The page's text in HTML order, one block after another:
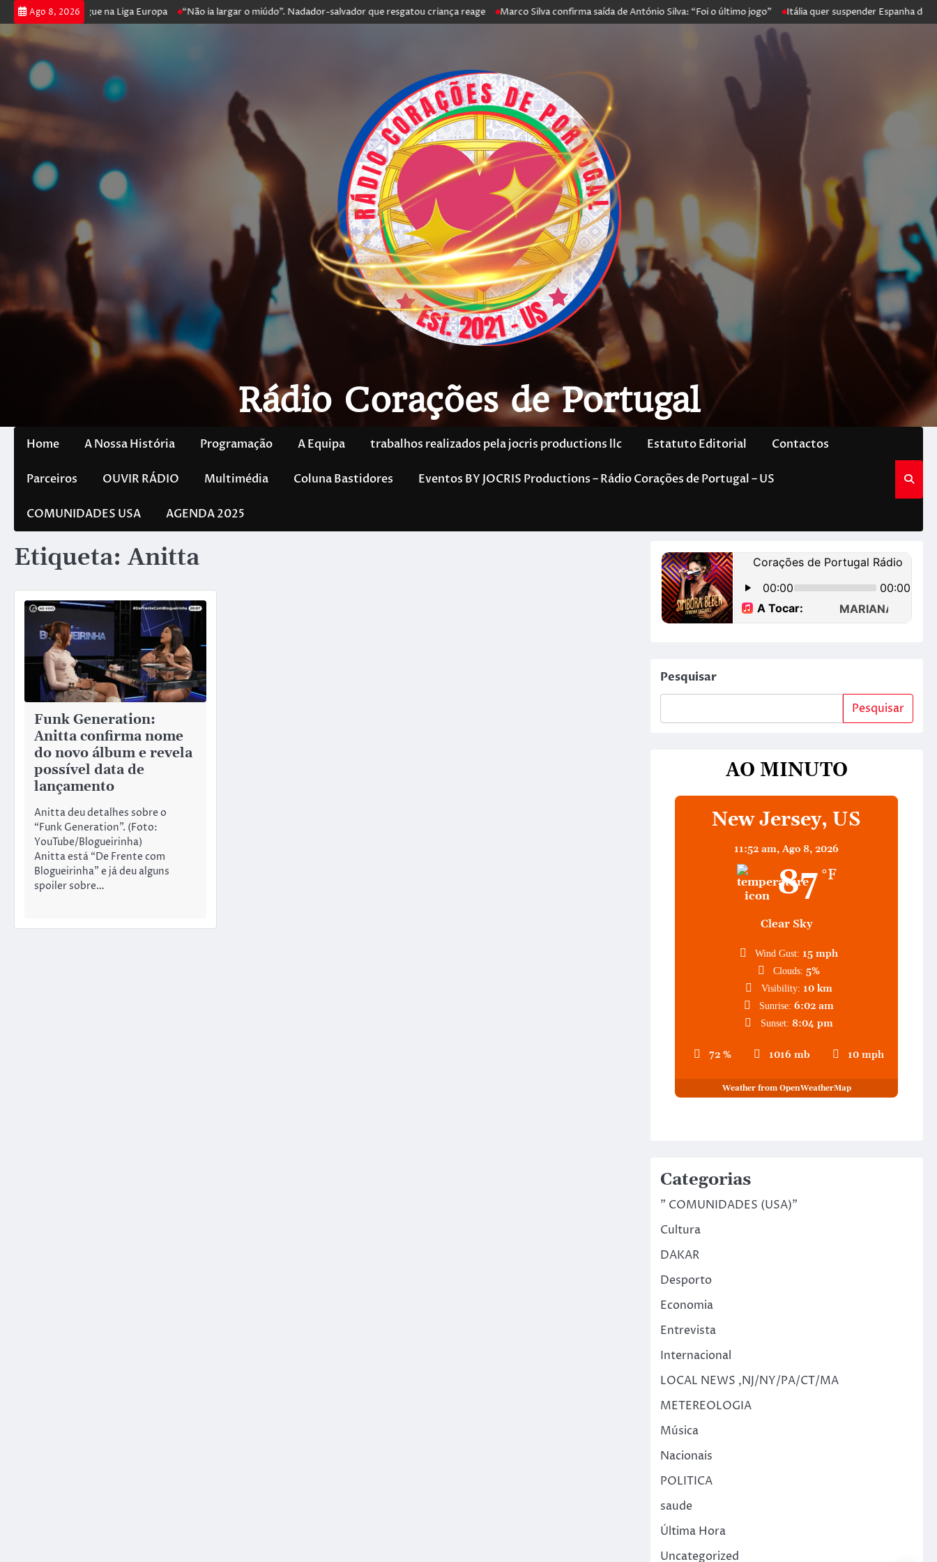
Ago 8, 2026
poker e prossegue na Liga Europa “Não ia largar o miúdo”. Nadador-salvador que resgatou criança reage Marco Silva confirma saída de António Silva: “Foi o último jogo” Itália quer suspender Espanha de
Rádio Corações de Portugal
Home A Nossa História Programação A Equipa trabalhos realizados pela jocris productions llc Estatuto Editorial Contactos
Parceiros OUVIR RÁDIO Multimédia Coluna Bastidores Eventos BY JOCRIS Productions – Rádio Corações de Portugal – US
COMUNIDADES USA AGENDA 2025
Etiqueta:Anitta
Funk Generation:
Anitta confirma nome
do novo álbum e revela
possível data de
lançamento
Anitta deu detalhes sobre o
“Funk Generation”. (Foto:
YouTube/Blogueirinha)
Anitta está “De Frente com
Blogueirinha” e já deu alguns
spoiler sobre…
Pesquisar
Pesquisar
AO MINUTO
New Jersey, US
11:52 am,Ago 8, 2026
87 °F
Clear Sky
72 % 1016 mb 10 mph
Wind Gust: 15 mph
Clouds: 5%
Visibility: 10 km
Sunrise: 6:02 am
Sunset: 8:04 pm
Weather from OpenWeatherMap
Categorias
" COMUNIDADES (USA)"
Cultura
DAKAR
Desporto
Economia
Entrevista
Internacional
LOCAL NEWS ,NJ/NY/PA/CT/MA
METEREOLOGIA
Música
Nacionais
POLITICA
saude
Última Hora
Uncategorized